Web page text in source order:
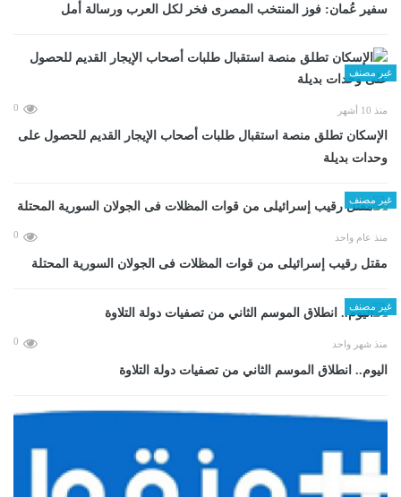
سفير عُمان: فوز المنتخب المصرى فخر لكل العرب ورسالة أمل
غير مصنف
منذ 10 أشهر 0
الإسكان تطلق منصة استقبال طلبات أصحاب الإيجار القديم للحصول على
وحدات بديلة
غير مصنف
منذ عام واحد 0
مقتل رقيب إسرائيلى من قوات المظلات فى الجولان السورية المحتلة
غير مصنف
منذ شهر واحد 0
اليوم.. انطلاق الموسم الثاني من تصفيات دولة التلاوة